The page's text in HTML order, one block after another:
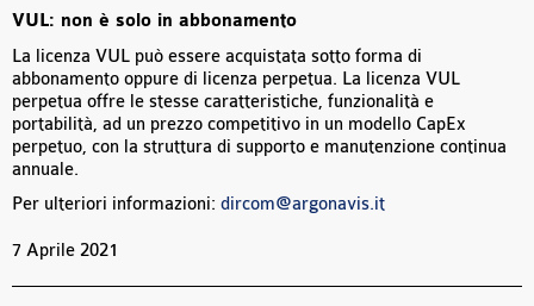
VUL: non è solo in abbonamento
La licenza VUL può essere acquistata sotto forma di
abbonamento oppure di licenza perpetua. La licenza VUL
perpetua offre le stesse caratteristiche, funzionalità e
portabilità, ad un prezzo competitivo in un modello CapEx
perpetuo, con la struttura di supporto e manutenzione continua
annuale.
Per ulteriori informazioni: dircom@argonavis.it
7 Aprile 2021